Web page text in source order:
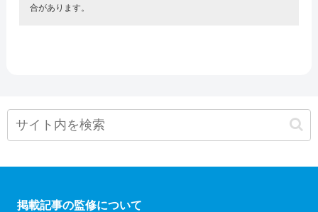
合があります。
掲載記事の監修について